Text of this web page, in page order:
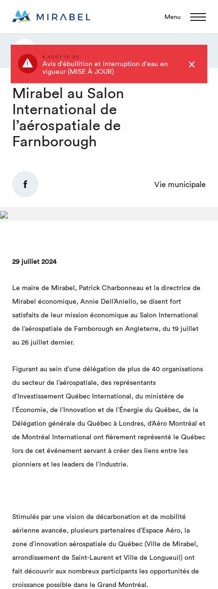
Menu
6 AOÛT 10:20
Avis d'ébullition et interruption d'eau en
vigueur (MISE À JOUR)
Mirabel au Salon
International de
l’aérospatiale de
Farnborough
Vie municipale
29 juillet 2024
Le maire de Mirabel, Patrick Charbonneau et la directrice de
Mirabel économique, Annie Dell’Aniello, se disent fort
satisfaits de leur mission économique au Salon International
de l’aérospatiale de Farnborough en Angleterre, du 19 juillet
au 26 juillet dernier.
Figurant au sein d’une délégation de plus de 40 organisations
du secteur de l’aérospatiale, des représentants
d’Investissement Québec International, du ministère de
l’Économie, de l’Innovation et de l’Énergie du Québec, de la
Délégation générale du Québec à Londres, d’Aéro Montréal et
de Montréal International ont fièrement représenté le Québec
lors de cet événement servant à créer des liens entre les
pionniers et les leaders de l’industrie.
Stimulés par une vision de décarbonation et de mobilité
aérienne avancée, plusieurs partenaires d’Espace Aéro, la
zone d’innovation aérospatiale du Québec (Ville de Mirabel,
arrondissement de Saint-Laurent et Ville de Longueuil) ont
fait découvrir aux nombreux participants les opportunités de
croissance possible dans le Grand Montréal.